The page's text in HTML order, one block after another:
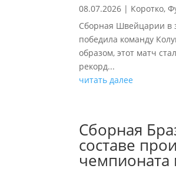
08.07.2026 | Коротко,
Сборная Швейцарии в
победила команду
образом, этот матч
рекорд...
читать далее
Сборная
составе
чемпионата